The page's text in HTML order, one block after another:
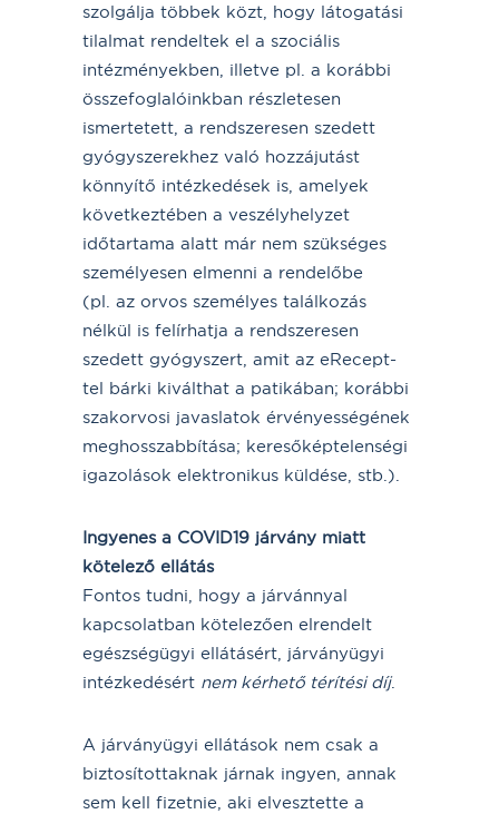
szolgálja többek közt, hogy látogatási
tilalmat rendeltek el a szociális
intézményekben, illetve pl. a korábbi
összefoglalóinkban részletesen
ismertetett, a rendszeresen szedett
gyógyszerekhez való hozzájutást
könnyítő intézkedések is, amelyek
következtében a veszélyhelyzet
időtartama alatt már nem szükséges
személyesen elmenni a rendelőbe
(pl. az orvos személyes találkozás
nélkül is felírhatja a rendszeresen
szedett gyógyszert, amit az eRecept-
tel bárki kiválthat a patikában; korábbi
szakorvosi javaslatok érvényességének
meghosszabbítása; keresőképtelenségi
igazolások elektronikus küldése, stb.).
Ingyenes a COVID19 járvány miatt
kötelező ellátás
Fontos tudni, hogy a járvánnyal
kapcsolatban kötelezően elrendelt
egészségügyi ellátásért, járványügyi
intézkedésért nem kérhető térítési díj.
A járványügyi ellátások nem csak a
biztosítottaknak járnak ingyen, annak
sem kell fizetnie, aki elvesztette a